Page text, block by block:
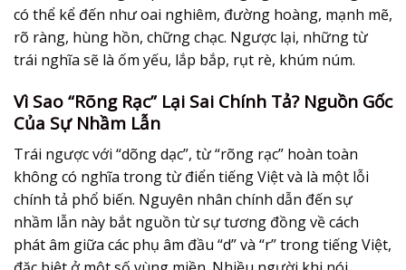
có thể kể đến như oai nghiêm, đường hoàng, mạnh mẽ,
rõ ràng, hùng hồn, chững chạc. Ngược lại, những từ
trái nghĩa sẽ là ốm yếu, lắp bắp, rụt rè, khúm núm.
Vì Sao “Rõng Rạc” Lại Sai Chính Tả? Nguồn Gốc
Của Sự Nhầm Lẫn
Trái ngược với “dõng dạc”, từ “rõng rạc” hoàn toàn
không có nghĩa trong từ điển tiếng Việt và là một lỗi
chính tả phổ biến. Nguyên nhân chính dẫn đến sự
nhầm lẫn này bắt nguồn từ sự tương đồng về cách
phát âm giữa các phụ âm đầu “d” và “r” trong tiếng Việt,